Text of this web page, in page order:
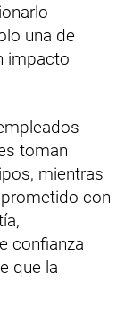
una de
impacto
toman
mientras
con
confianza
que la